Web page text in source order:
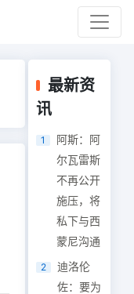
最新资
讯
1
阿斯：阿
尔瓦雷斯
不再公开
施压，将
私下与西
蒙尼沟通
2
迪洛伦
佐：要为